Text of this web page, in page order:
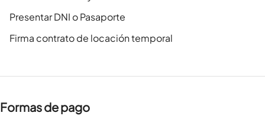
Presentar DNI o Pasaporte
Firma contrato de locación temporal
Formas de pago